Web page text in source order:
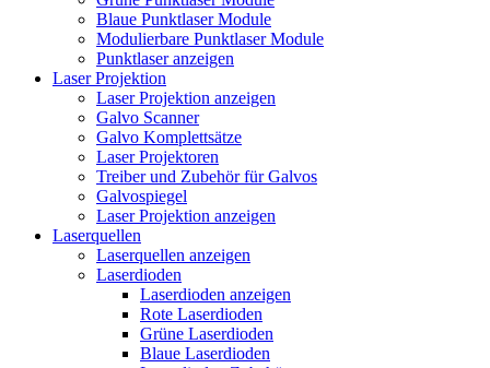
Blaue Punktlaser Module
Modulierbare Punktlaser Module
Punktlaser anzeigen
Laser Projektion
Laser Projektion anzeigen
Galvo Scanner
Galvo Komplettsätze
Laser Projektoren
Treiber und Zubehör für Galvos
Galvospiegel
Laser Projektion anzeigen
Laserquellen
Laserquellen anzeigen
Laserdioden
Laserdioden anzeigen
Rote Laserdioden
Grüne Laserdioden
Blaue Laserdioden